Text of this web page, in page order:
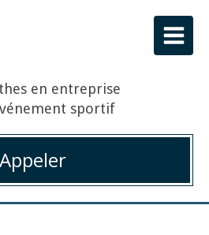
en entreprise
sportif
Appeler